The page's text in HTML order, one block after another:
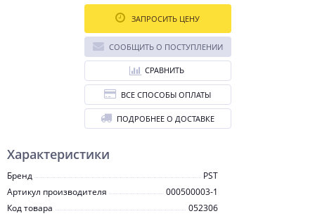
Характеристики
Бренд
PST
Артикул производителя
000500003-1
Код товара
052306
ЗАПРОСИТЬ ЦЕНУ
СООБЩИТЬ О ПОСТУПЛЕНИИ
СРАВНИТЬ
ВСЕ СПОСОБЫ ОПЛАТЫ
ПОДРОБНЕЕ О ДОСТАВКЕ